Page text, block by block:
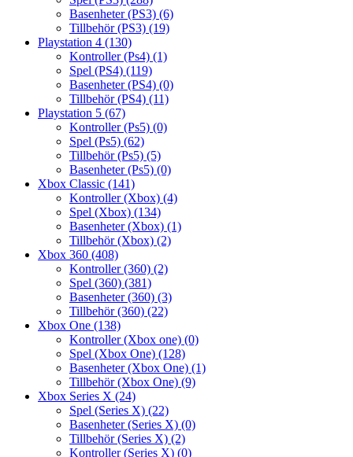
Basenheter (PS3) (6)
Tillbehör (PS3) (19)
Playstation 4 (130)
Kontroller (Ps4) (1)
Spel (PS4) (119)
Basenheter (PS4) (0)
Tillbehör (PS4) (11)
Playstation 5 (67)
Kontroller (Ps5) (0)
Spel (Ps5) (62)
Tillbehör (Ps5) (5)
Basenheter (Ps5) (0)
Xbox Classic (141)
Kontroller (Xbox) (4)
Spel (Xbox) (134)
Basenheter (Xbox) (1)
Tillbehör (Xbox) (2)
Xbox 360 (408)
Kontroller (360) (2)
Spel (360) (381)
Basenheter (360) (3)
Tillbehör (360) (22)
Xbox One (138)
Kontroller (Xbox one) (0)
Spel (Xbox One) (128)
Basenheter (Xbox One) (1)
Tillbehör (Xbox One) (9)
Xbox Series X (24)
Spel (Series X) (22)
Basenheter (Series X) (0)
Tillbehör (Series X) (2)
Kontroller (Series X) (0)